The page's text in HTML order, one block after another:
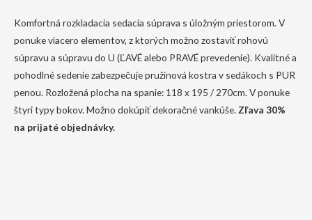
Komfortná rozkladacia sedacia súprava s úložným priestorom. V
ponuke viacero elementov, z ktorých možno zostaviť rohovú
súpravu a súpravu do U (ĽAVÉ alebo PRAVÉ prevedenie). Kvalitné a
pohodlné sedenie zabezpečuje pružinová kostra v sedákoch s PUR
penou. Rozložená plocha na spanie: 118 x 195 / 270cm. V ponuke
štyri typy bokov. Možno dokúpiť dekoračné vankúše. Zľava 30%
na prijaté objednávky.